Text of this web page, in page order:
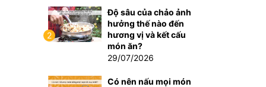
2
Độ sâu của chảo ảnh
hưởng thế nào đến
hương vị và kết cấu
món ăn?
29/07/2026
Có nên nấu mọi món